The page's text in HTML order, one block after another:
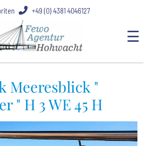
+49 (0) 4381 4046127
☰
Meeresblick "
" H 3 WE 45 H